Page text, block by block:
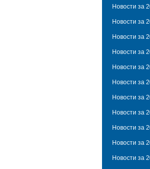
Новости за
Новости за
Новости за
Новости за
Новости за
Новости за
Новости за
Новости за
Новости за
Новости за
Новости за